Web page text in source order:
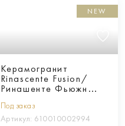
NEW
Керамогранит
Rinascente Fusion/
Ринашенте Фьюжн
Под заказ
Артикул: 610010002994